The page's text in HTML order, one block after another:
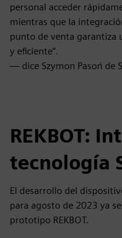
personal acceder
mientras que la
punto de venta garantiza
y eficiente”.
— dice Szymon Pasoń de
REKBOT:
tecnología
El desarrollo del
para agosto de 2023 ya
prototipo REKBOT.